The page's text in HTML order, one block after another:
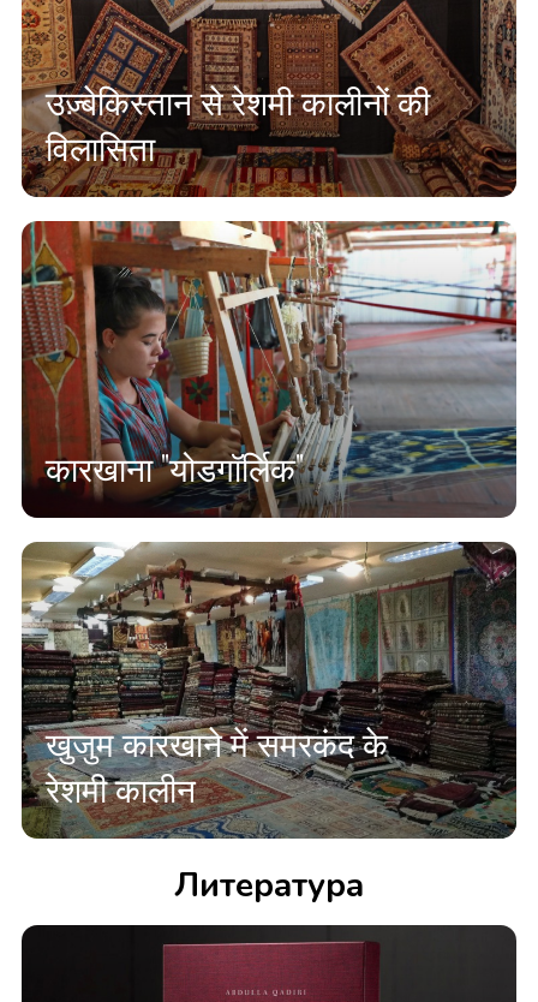
उज़्बेकिस्तान से रेशमी कालीनों की
विलासिता
कारखाना "योडगॉर्लिक"
खुजुम कारखाने में समरकंद के
रेशमी कालीन
Литература